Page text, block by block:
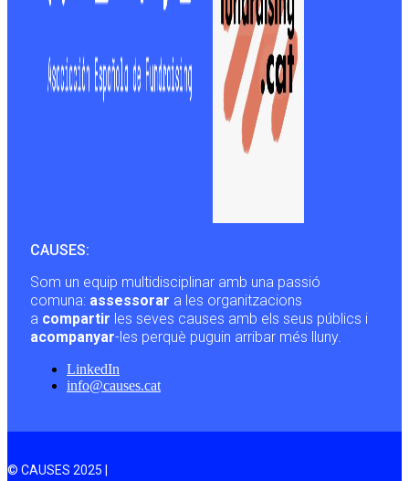
CAUSES:
Som un equip multidisciplinar amb una passió
comuna: assessorar a les organitzacions
a compartir les seves causes amb els seus públics i
acompanyar-les perquè puguin arribar més lluny.
LinkedIn
info@causes.cat
© CAUSES 2025 |